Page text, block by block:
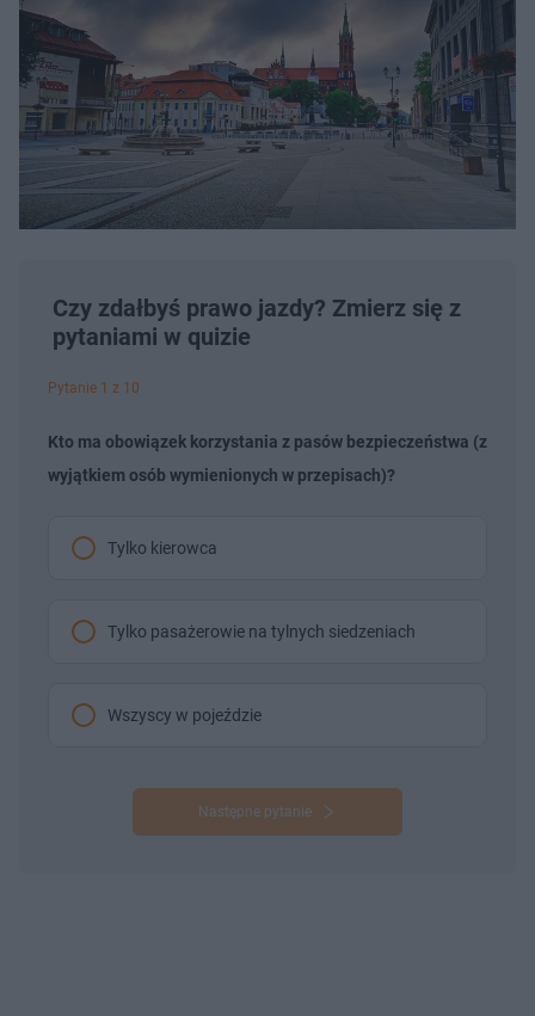
Czy zdałbyś prawo jazdy? Zmierz się z
pytaniami w quizie
Pytanie 1 z 10
Kto ma obowiązek korzystania z pasów bezpieczeństwa (z
wyjątkiem osób wymienionych w przepisach)?
Tylko kierowca
Tylko pasażerowie na tylnych siedzeniach
Wszyscy w pojeździe
Następne pytanie